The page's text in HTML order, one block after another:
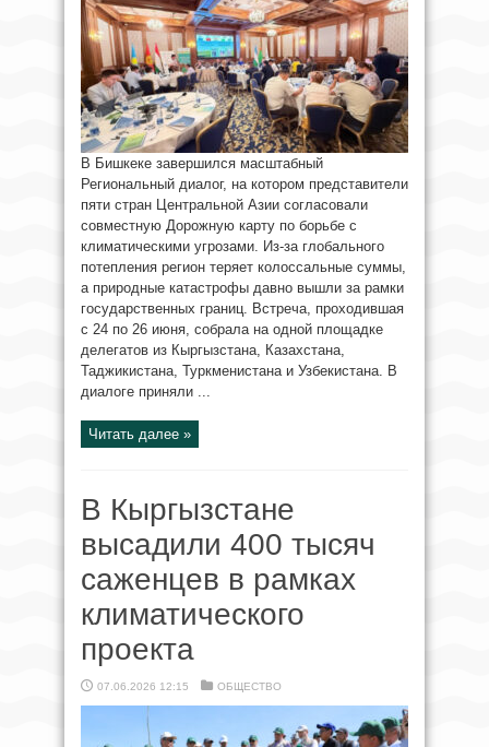
В Бишкеке завершился масштабный
Региональный диалог, на котором представители
пяти стран Центральной Азии согласовали
совместную Дорожную карту по борьбе с
климатическими угрозами. Из-за глобального
потепления регион теряет колоссальные суммы,
а природные катастрофы давно вышли за рамки
государственных границ. Встреча, проходившая
с 24 по 26 июня, собрала на одной площадке
делегатов из Кыргызстана, Казахстана,
Таджикистана, Туркменистана и Узбекистана. В
диалоге приняли ...
Читать далее »
В Кыргызстане
высадили 400 тысяч
саженцев в рамках
климатического
проекта
07.06.2026 12:15 ОБЩЕСТВО